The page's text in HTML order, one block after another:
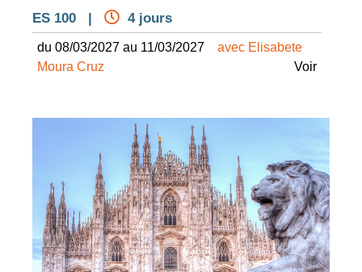
ES 100 | 4 jours
du 08/03/2027 au 11/03/2027
avec Elisabete
Moura Cruz
Voir